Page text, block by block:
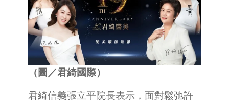
（圖／君綺國際）
君綺信義張立平院長表示，面對鬆弛許